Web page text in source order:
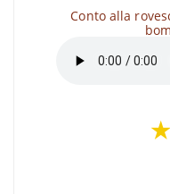
Conto alla